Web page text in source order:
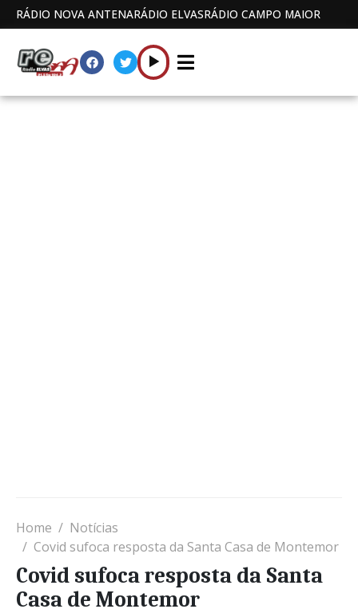
RÁDIO NOVA ANTENARÁDIO ELVASRÁDIO CAMPO MAIOR
Home
Notícias
Covid sufoca resposta da Santa Casa de Montemor
Covid sufoca resposta da Santa
Casa de Montemor